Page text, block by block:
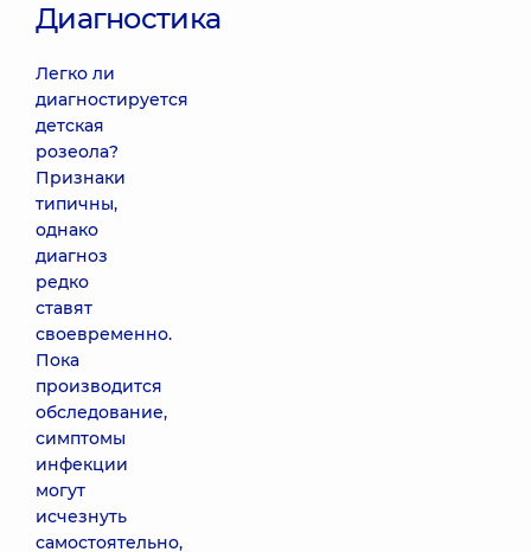
Диагностика
Легко ли
диагностируется
детская
розеола?
Признаки
типичны,
однако
диагноз
редко
ставят
своевременно.
Пока
производится
обследование,
симптомы
инфекции
могут
исчезнуть
самостоятельно,